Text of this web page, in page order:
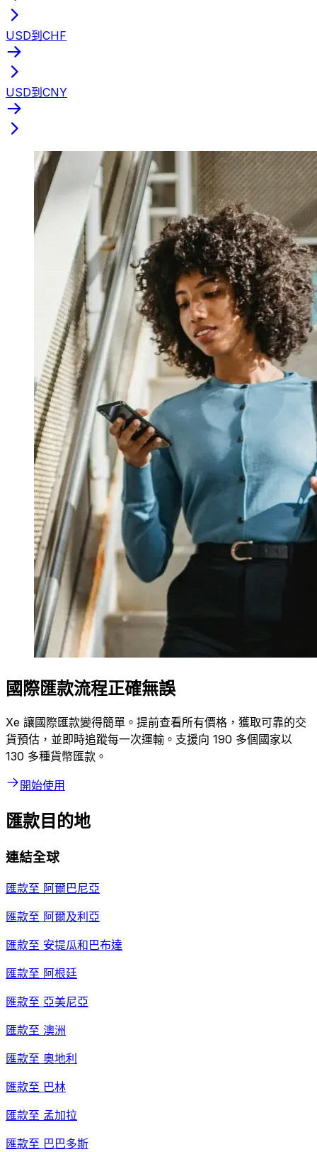
USD到CHF
USD到CNY
國際匯款流程正確無誤
Xe 讓國際匯款變得簡單。提前查看所有價格，獲取可靠的交
貨預估，並即時追蹤每一次運輸。支援向 190 多個國家以
130 多種貨幣匯款。
開始使用
匯款目的地
連結全球
匯款至 阿爾巴尼亞
匯款至 阿爾及利亞
匯款至 安提瓜和巴布達
匯款至 阿根廷
匯款至 亞美尼亞
匯款至 澳洲
匯款至 奧地利
匯款至 巴林
匯款至 孟加拉
匯款至 巴巴多斯